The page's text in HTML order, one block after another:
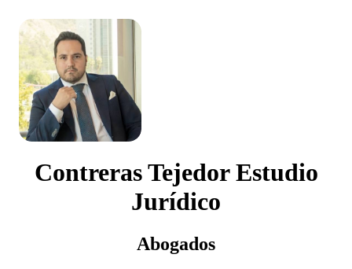
Contreras Tejedor Estudio
Jurídico
Abogados